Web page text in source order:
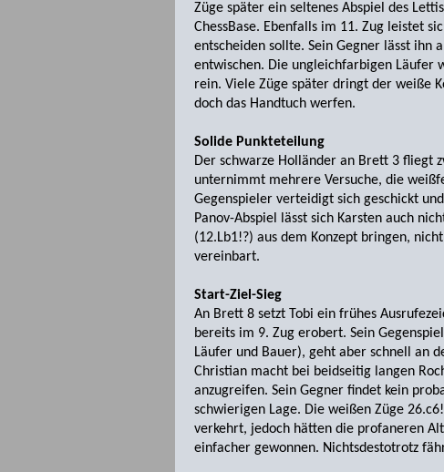
Züge später ein seltenes Abspiel des
ChessBase. Ebenfalls im 11. Zug leistet
entscheiden sollte. Sein Gegner lässt
entwischen. Die ungleichfarbigen Läufer
rein. Viele Züge später dringt der weiße
doch das Handtuch werfen.
Solide Punkteteilung
Der schwarze Holländer an Brett 3 fliegt
unternimmt mehrere Versuche, die
Gegenspieler verteidigt sich geschickt
Panov-Abspiel lässt sich Karsten auch
(12.Lb1!?) aus dem Konzept bringen,
vereinbart.
Start-Ziel-Sieg
An Brett 8 setzt Tobi ein frühes
bereits im 9. Zug erobert. Sein
Läufer und Bauer), geht aber schnell an
Christian macht bei beidseitig langen
anzugreifen. Sein Gegner findet kein
schwierigen Lage. Die weißen Züge
verkehrt, jedoch hätten die profaneren
einfacher gewonnen. Nichtsdesto­trotz